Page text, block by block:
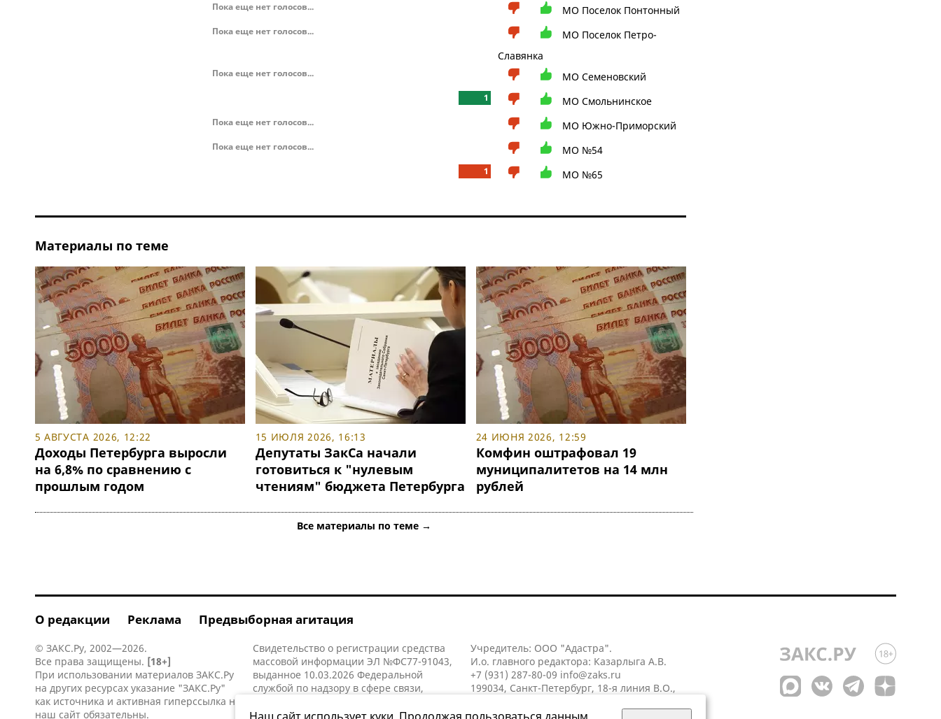
Пока еще нет голосов... МО Поселок Понтонный
Пока еще нет голосов...
МО Поселок Петро-
Славянка
Пока еще нет голосов... МО Семеновский
1 МО Смольнинское
Пока еще нет голосов... МО Южно-Приморский
Пока еще нет голосов... МО №54
1 МО №65
Материалы по теме
5 АВГУСТА 2026, 12:22
Доходы Петербурга выросли
на 6,8% по сравнению с
прошлым годом
15 ИЮЛЯ 2026, 16:13
Депутаты ЗакСа начали
готовиться к "нулевым
чтениям" бюджета Петербурга
24 ИЮНЯ 2026, 12:59
Комфин оштрафовал 19
муниципалитетов на 14 млн
рублей
Все материалы по теме →
О редакции Реклама Предвыборная агитация
© ЗАКС.Ру, 2002—2026.
Все права защищены. [18+]
При использовании материалов ЗАКС.Ру
на других ресурсах указание "ЗАКС.Ру"
как источника и активная гиперссылка на
наш сайт обязательны.
Свидетельство о регистрации средства
массовой информации ЭЛ №ФС77-91043,
выданное 10.03.2026 Федеральной
службой по надзору в сфере связи,
коммуникаций (Роскомнадзор).
Учредитель: ООО "Адастра".
И.о. главного редактора: Казарлыга А.В.
+7 (931) 287-80-09 info@zaks.ru
199034, Санкт-Петербург, 18-я линия В.О.,